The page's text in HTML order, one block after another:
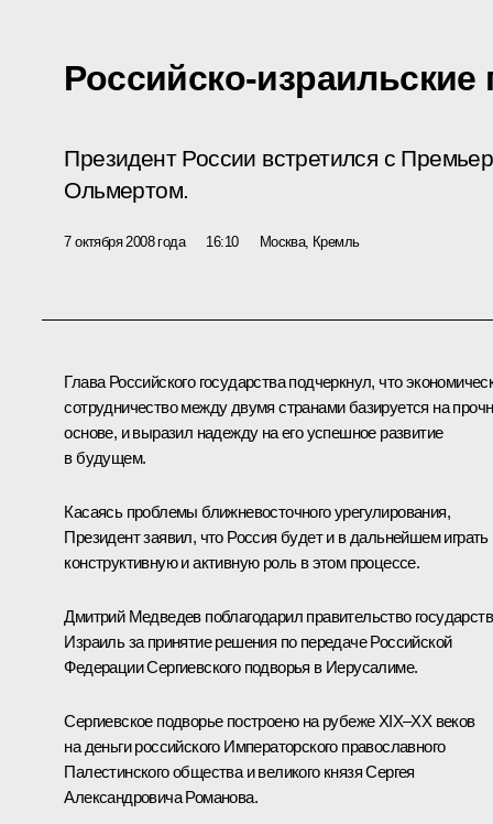
Российско-
Президент России встретился с
Ольмертом.
7 октября 2008 года 16:10 Москва, Кремль
Глава Российского государства подчеркнул, что
сотрудничество между двумя странами базируется на
основе, и выразил надежду на его успешное развитие
в будущем.
Касаясь проблемы ближневосточного урегулирования,
Президент заявил, что Россия будет и в дальнейшем играть
конструктивную и активную роль в этом процессе.
Дмитрий Медведев поблагодарил правительство
Израиль за принятие решения по передаче Российской
Федерации Сергиевского подворья в Иерусалиме.
Сергиевское подворье построено на рубеже XIX–XX веков
на деньги российского Императорского православного
Палестинского общества и великого князя Сергея
Александровича Романова.